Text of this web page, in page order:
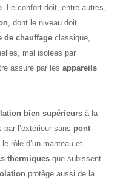
. Le confort doit, entre autres,
, dont le niveau doit
de chauffage classique,
mal isolées par
assuré par les appareils
bien supérieurs à la
l’extérieur sans pont
rôle d’un manteau et
thermiques que subissent
protège aussi de la